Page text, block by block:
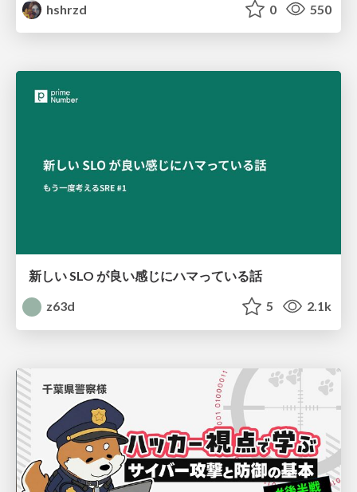
hshrzd
0 550
新しい SLO が良い感じにハマっている話
z63d
5 2.1k